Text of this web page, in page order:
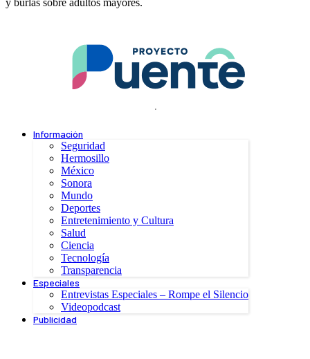
y burlas sobre adultos mayores.
.
Información
Seguridad
Hermosillo
México
Sonora
Mundo
Deportes
Entretenimiento y Cultura
Salud
Ciencia
Tecnología
Transparencia
Especiales
Entrevistas Especiales – Rompe el Silencio
Videopodcast
Publicidad